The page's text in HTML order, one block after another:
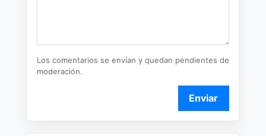
Los comentarios se envían y quedan pendientes de
moderación.
Enviar